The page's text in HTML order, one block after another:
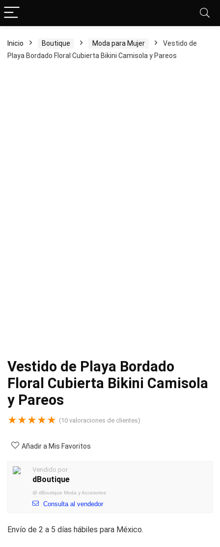
Inicio Boutique Moda para Mujer
Vestido de
Playa Bordado Floral Cubierta Bikini Camisola y Pareos
Vestido de Playa Bordado
Floral Cubierta Bikini Camisola
y Pareos
★★★★★ (10 valoraciones de clientes)
Añadir a Mis Favoritos
Vendido por
dBoutique
@ dBoutique Moda y Accesorios
Consulta al vendedor
Envío de 2 a 5 días hábiles para México.